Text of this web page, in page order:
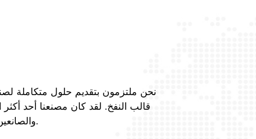
والصانعين احترافًا في تصميم وإنتاج قوالب أغطية الزجاجات في الداخل والخارج من خلال جهودنا.